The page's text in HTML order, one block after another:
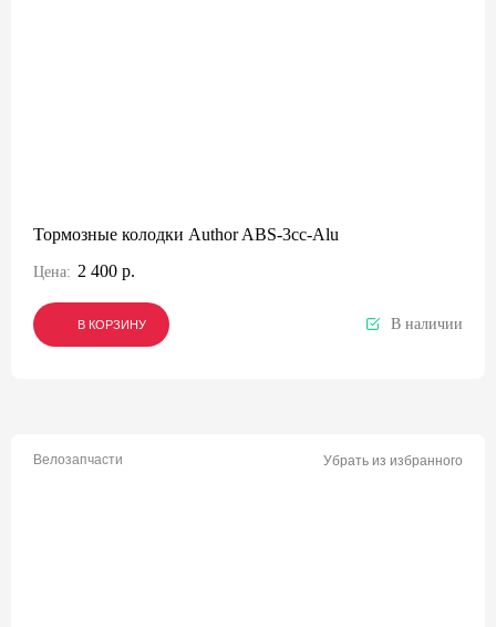
Тормозные колодки Author ABS-3cc-Alu
Цена: 2 400 р.
В КОРЗИНУ
В КОРЗИНУ
В КОРЗИНУ В наличии
Велозапчасти Убрать из избранного